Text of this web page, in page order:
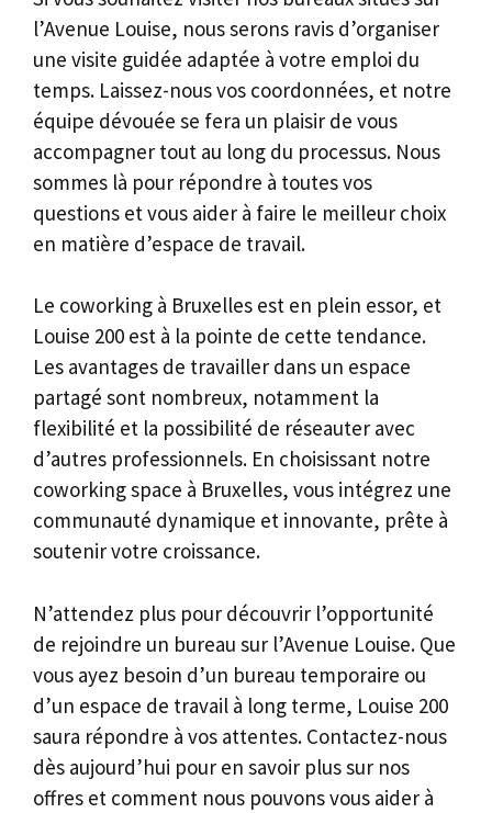
l’Avenue Louise, nous serons ravis d’organiser
une visite guidée adaptée à votre emploi du
temps. Laissez-nous vos coordonnées, et notre
équipe dévouée se fera un plaisir de vous
accompagner tout au long du processus. Nous
sommes là pour répondre à toutes vos
questions et vous aider à faire le meilleur choix
en matière d’espace de travail.
Le coworking à Bruxelles est en plein essor, et
Louise 200 est à la pointe de cette tendance.
Les avantages de travailler dans un espace
partagé sont nombreux, notamment la
flexibilité et la possibilité de réseauter avec
d’autres professionnels. En choisissant notre
coworking space à Bruxelles, vous intégrez une
communauté dynamique et innovante, prête à
soutenir votre croissance.
N’attendez plus pour découvrir l’opportunité
de rejoindre un bureau sur l’Avenue Louise. Que
vous ayez besoin d’un bureau temporaire ou
d’un espace de travail à long terme, Louise 200
saura répondre à vos attentes. Contactez-nous
dès aujourd’hui pour en savoir plus sur nos
offres et comment nous pouvons vous aider à